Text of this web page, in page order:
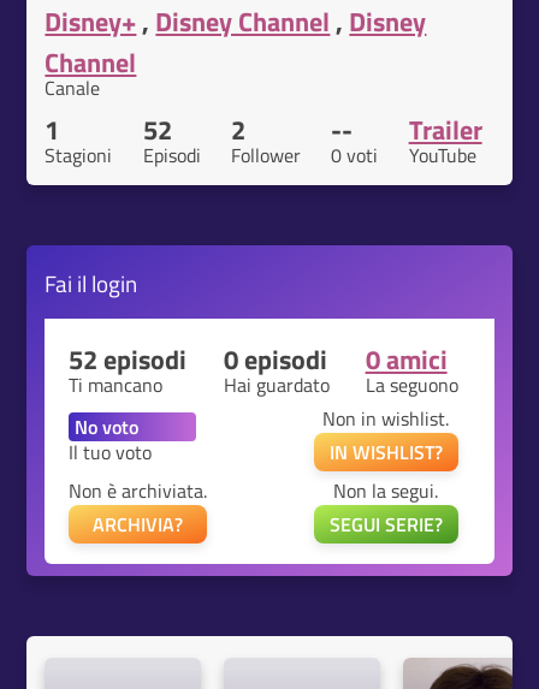
Disney+, Disney Channel, Disney
Channel
Canale
1
Stagioni
52
Episodi
2
Follower
--
0 voti
Trailer
YouTube
Fai il login
52 episodi
Ti mancano
0 episodi
Hai guardato
0 amici
La seguono
Il tuo voto
Non in wishlist.
IN WISHLIST?
Non è archiviata.
ARCHIVIA?
Non la segui.
SEGUI SERIE?